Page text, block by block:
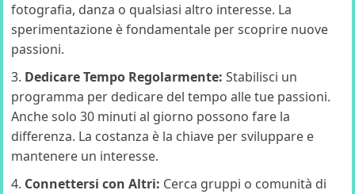
fotografia, danza o qualsiasi altro interesse. La
sperimentazione è fondamentale per scoprire nuove
passioni.
Dedicare Tempo Regolarmente: Stabilisci un
programma per dedicare del tempo alle tue passioni.
Anche solo 30 minuti al giorno possono fare la
differenza. La costanza è la chiave per sviluppare e
mantenere un interesse.
Connettersi con Altri: Cerca gruppi o comunità di